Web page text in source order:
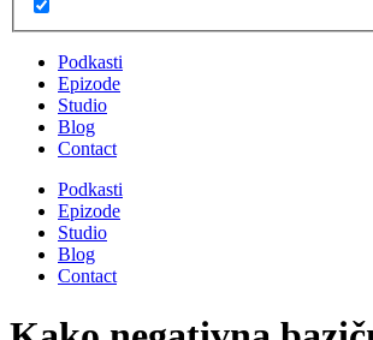
Podkasti
Epizode
Studio
Blog
Contact
Podkasti
Epizode
Studio
Blog
Contact